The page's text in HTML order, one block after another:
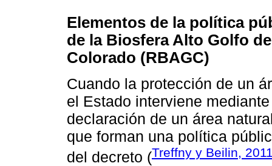
Elementos de la política
de la Biosfera Alto Golfo
Colorado (RBAGC)
Cuando la protección de un
el Estado interviene
declaración de un área
que forman una política
del decreto (Treffny y Beilin,